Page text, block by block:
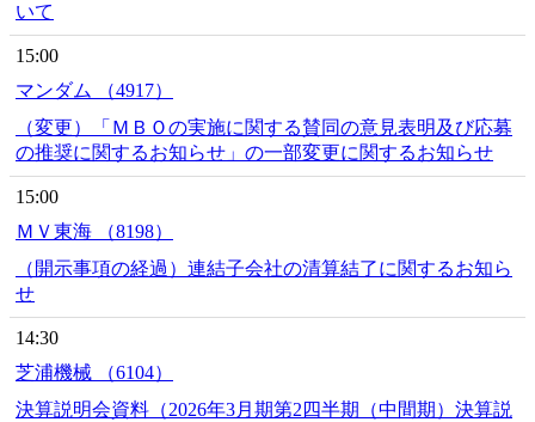
いて
15:00
マンダム （4917）
（変更）「ＭＢＯの実施に関する賛同の意見表明及び応募
の推奨に関するお知らせ」の一部変更に関するお知らせ
15:00
ＭＶ東海 （8198）
（開示事項の経過）連結子会社の清算結了に関するお知ら
せ
14:30
芝浦機械 （6104）
決算説明会資料（2026年3月期第2四半期（中間期）決算説